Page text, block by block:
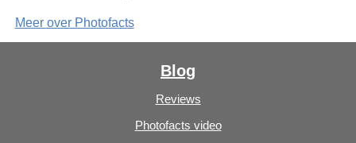
Meer over Photofacts
Blog
Reviews
Photofacts video